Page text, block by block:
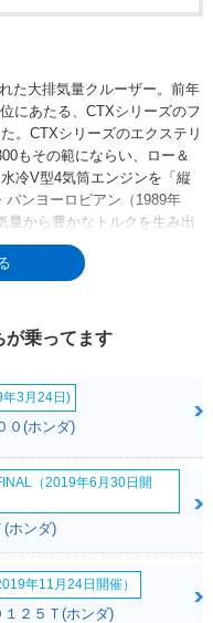
た大排気量クルーザー。前年
にあたる、CTXシリーズのフ
。CTXシリーズのエクステリ
もその範にならい、ロー＆
冷V型4気筒エンジンを「縦
パンヨーロピアン（1989年
量から豊かなトルクを生み出
ば、モトグッツィの専売特許
からGLシリーズやCXシリー
のアルミスイングアームを採
を備え、パニアケースやブ
準装備したうえで、2014年
載器もあらかじめ組み込まれ
搭載し、ヘッドライト含む灯
、ミッションはマニュアル5
が乗ってます
3月24日)
０(ホンダ)
（2019年6月30日開
(ホンダ)
年11月24日開催）
２５Ｔ(ホンダ)